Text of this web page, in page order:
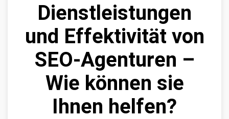
Dienstleistungen
und Effektivität von
SEO-Agenturen –
Wie können sie
Ihnen helfen?